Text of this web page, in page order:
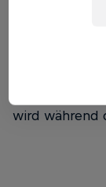
befürchtet,
sich um eine
wird während